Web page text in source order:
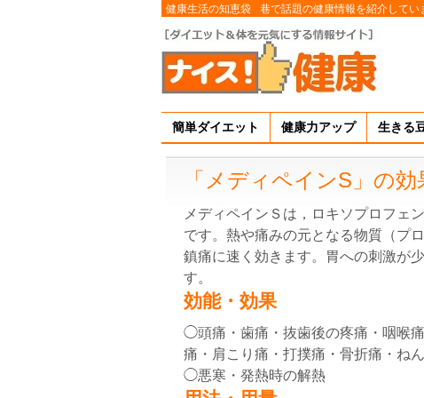
健康生活の知恵袋 巷で話題の健康情報を紹介してい
簡単ダイエット 健康力アップ 生きる
「メディペインS」の
メディペインＳは，ロキソプロフェ
です。熱や痛みの元となる物質（プ
鎮痛に速く効きます。胃への刺激が
す。
効能・効果
◯頭痛・歯痛・抜歯後の疼痛・咽喉
痛・肩こり痛・打撲痛・骨折痛・ね
◯悪寒・発熱時の解熱